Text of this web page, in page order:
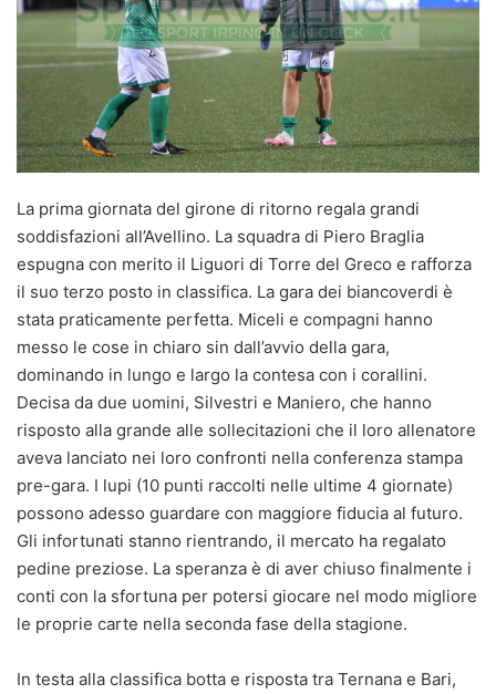
La prima giornata del girone di ritorno regala grandi
soddisfazioni all’Avellino. La squadra di Piero Braglia
espugna con merito il Liguori di Torre del Greco e rafforza
il suo terzo posto in classifica. La gara dei biancoverdi è
stata praticamente perfetta. Miceli e compagni hanno
messo le cose in chiaro sin dall’avvio della gara,
dominando in lungo e largo la contesa con i corallini.
Decisa da due uomini, Silvestri e Maniero, che hanno
risposto alla grande alle sollecitazioni che il loro allenatore
aveva lanciato nei loro confronti nella conferenza stampa
pre-gara. I lupi (10 punti raccolti nelle ultime 4 giornate)
possono adesso guardare con maggiore fiducia al futuro.
Gli infortunati stanno rientrando, il mercato ha regalato
pedine preziose. La speranza è di aver chiuso finalmente i
conti con la sfortuna per potersi giocare nel modo migliore
le proprie carte nella seconda fase della stagione.
In testa alla classifica botta e risposta tra Ternana e Bari,